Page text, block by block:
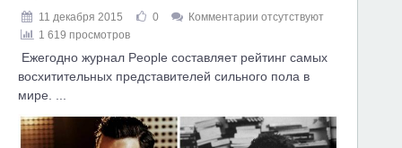
11 декабря 2015 0
Комментарии отсутствуют
1 619 просмотров
Ежегодно журнал People составляет рейтинг самых
восхитительных представителей сильного пола в
мире. ...